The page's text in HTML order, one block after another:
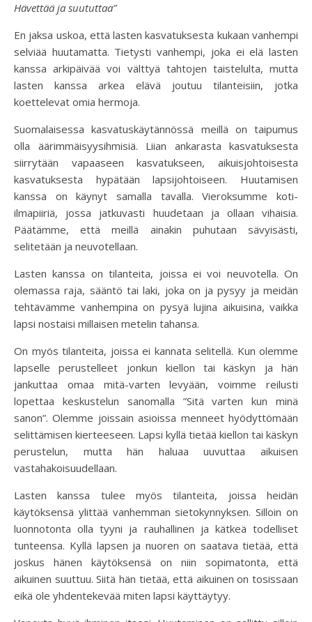
Hävettää ja suututtaa”
En jaksa uskoa, että lasten kasvatuksesta kukaan vanhempi
selviää huutamatta. Tietysti vanhempi, joka ei elä lasten
kanssa arkipäivää voi välttyä tahtojen taistelulta, mutta
lasten kanssa arkea elävä joutuu tilanteisiin, jotka
koettelevat omia hermoja.
Suomalaisessa kasvatuskäytännössä meillä on taipumus
olla äärimmäisyysihmisiä. Liian ankarasta kasvatuksesta
siirrytään vapaaseen kasvatukseen, aikuisjohtoisesta
kasvatuksesta hypätään lapsijohtoiseen. Huutamisen
kanssa on käynyt samalla tavalla. Vieroksumme koti-
ilmapiiriä, jossa jatkuvasti huudetaan ja ollaan vihaisia.
Päätämme, että meillä ainakin puhutaan sävyisästi,
selitetään ja neuvotellaan.
Lasten kanssa on tilanteita, joissa ei voi neuvotella. On
olemassa raja, sääntö tai laki, joka on ja pysyy ja meidän
tehtävämme vanhempina on pysyä lujina aikuisina, vaikka
lapsi nostaisi millaisen metelin tahansa.
On myös tilanteita, joissa ei kannata selitellä. Kun olemme
lapselle perustelleet jonkun kiellon tai käskyn ja hän
jankuttaa omaa mitä-varten levyään, voimme reilusti
lopettaa keskustelun sanomalla ”Sitä varten kun minä
sanon”. Olemme joissain asioissa menneet hyödyttömään
selittämisen kierteeseen. Lapsi kyllä tietää kiellon tai käskyn
perustelun, mutta hän haluaa uuvuttaa aikuisen
vastahakoisuudellaan.
Lasten kanssa tulee myös tilanteita, joissa heidän
käytöksensä ylittää vanhemman sietokynnyksen. Silloin on
luonnotonta olla tyyni ja rauhallinen ja kätkeä todelliset
tunteensa. Kyllä lapsen ja nuoren on saatava tietää, että
joskus hänen käytöksensä on niin sopimatonta, että
aikuinen suuttuu. Siitä hän tietää, että aikuinen on tosissaan
eikä ole yhdentekevää miten lapsi käyttäytyy.